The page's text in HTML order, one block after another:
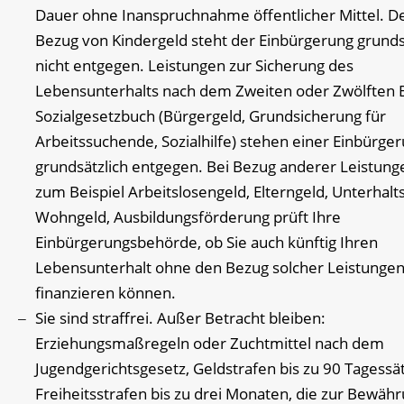
Dauer ohne Inanspruchnahme öffentlicher Mittel.
Bezug von Kindergeld steht der Einbürgerung
nicht entgegen. Leistungen zur Sicherung des
Lebensunterhalts nach dem Zweiten oder Zwölften
Sozialgesetzbuch (Bürgergeld, Grundsicherung für
Arbeitssuchende, Sozialhilfe) stehen einer
grundsätzlich entgegen. Bei Bezug anderer
zum Beispiel Arbeitslosengeld, Elterngeld,
Wohngeld, Ausbildungsförderung prüft Ihre
Einbürgerungsbehörde, ob Sie auch künftig Ihren
Lebensunterhalt ohne den Bezug solcher Leistungen
finanzieren können.
Sie sind straffrei. Außer Betracht bleiben:
Erziehungsmaßregeln oder Zuchtmittel nach dem
Jugendgerichtsgesetz, Geldstrafen bis zu 90
Freiheitsstrafen bis zu drei Monaten, die zur